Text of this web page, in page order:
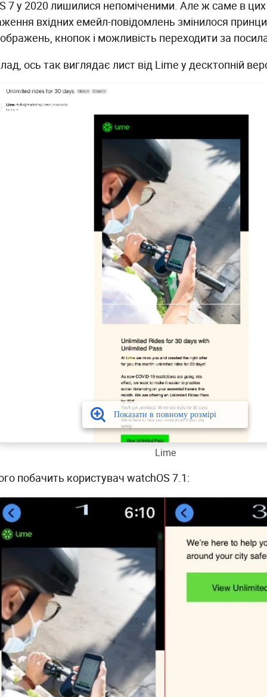
7 у 2020 лишилися непоміченими. Але ж саме в цих
вхідних емейл-повідомлень змінилося
кнопок і можливість переходити за
ось так виглядає лист від Lime у десктопній
Lime
побачить користувач watchOS 7.1: